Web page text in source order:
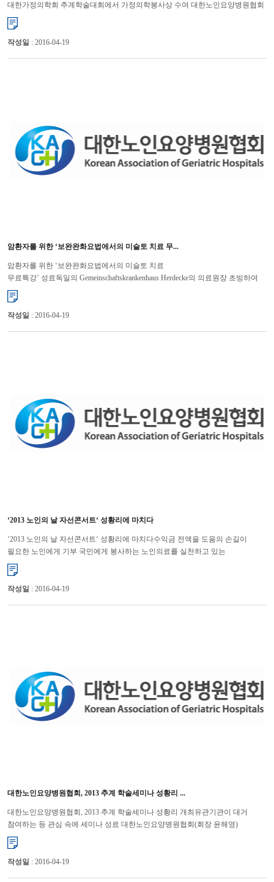
대한가정의학회 추계학술대회에서 가정의학봉사상 수여 대한노인요양병원협회
(회장 윤해영)는 지난 10월 12일(토)에 ‘2013 대한가정의학회 ...
작성일 : 2016-04-19
암환자를 위한 ‘보완완화요법에서의 미슬토 치료 무...
암환자를 위한 ‘보완완화요법에서의 미슬토 치료
무료특강’ 성료독일의 Gemeinschaftskrankenhaus Herdecke의 의료원장 초빙하여
진행 대한노인요양병원협회(회장 윤해영)는 지난 10월 7일(월)에 파크 하얏트
부...
작성일 : 2016-04-19
‘2013 노인의 날 자선콘서트‘ 성황리에 마치다
‘2013 노인의 날 자선콘서트‘ 성황리에 마치다수익금 전액을 도움의 손길이
필요한 노인에게 기부 국민에게 봉사하는 노인의료를 실천하고 있는
대한노인요양병원협회(회장 윤해영)가 10월 2일 ‘2013 ...
작성일 : 2016-04-19
대한노인요양병원협회, 2013 추계 학술세미나 성황리 ...
대한노인요양병원협회, 2013 추계 학술세미나 성황리 개최유관기관이 대거
참여하는 등 관심 속에 세미나 성료 대한노인요양병원협회(회장 윤해영)
는 9월 5일 서울 백범기념관에서 “2013 추계 학술세미나...
작성일 : 2016-04-19